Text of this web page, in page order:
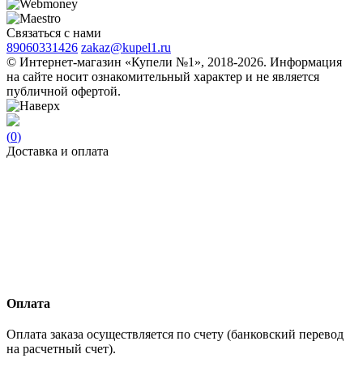
Связаться с нами
89060331426 zakaz@kupel1.ru
© Интернет-магазин «Купели №1», 2018-2026. Информация
на сайте носит ознакомительный характер и не является
публичной офертой.
(0)
Доставка и оплата
Оплата
Оплата заказа осуществляется по счету (банковский перевод
на расчетный счет).